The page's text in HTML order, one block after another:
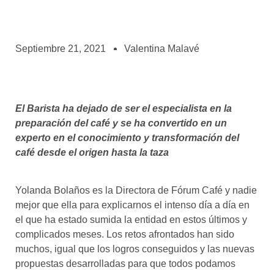
asociados
algo nuevo que
enseñarnos
BOLSA DE TRABAJO
¡te imaginas vivir de tu pasión
CONTACTO
¡queremos saber
de ti!
Septiembre 21, 2021 Valentina Malavé
El Barista ha dejado de ser el especialista en la
preparación del café y se ha convertido en un
experto en el conocimiento y transformación del
café desde el origen hasta la taza
Yolanda Bolaños es la Directora de Fórum Café y nadie
mejor que ella para explicarnos el intenso día a día en
el que ha estado sumida la entidad en estos últimos y
complicados meses. Los retos afrontados han sido
muchos, igual que los logros conseguidos y las nuevas
propuestas desarrolladas para que todos podamos